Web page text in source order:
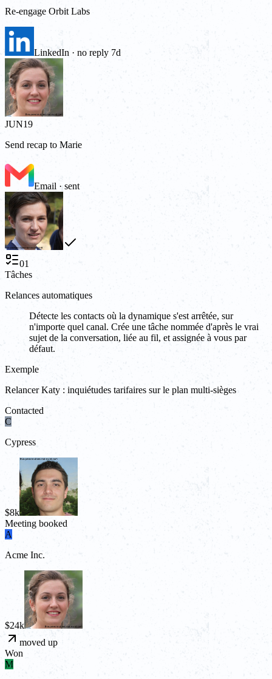
Re-engage Orbit Labs
LinkedIn · no reply 7d
JUN19
Send recap to Marie
Email · sent
01
Tâches
Relances automatiques
Détecte les contacts où la dynamique s'est arrêtée, sur
n'importe quel canal. Crée une tâche nommée d'après le vrai
sujet de la conversation, liée au fil, et assignée à vous par
défaut.
Exemple
Relancer Katy : inquiétudes tarifaires sur le plan multi-sièges
Contacted
C
Cypress
$8k
Meeting booked
A
Acme Inc.
$24k
moved up
Won
M